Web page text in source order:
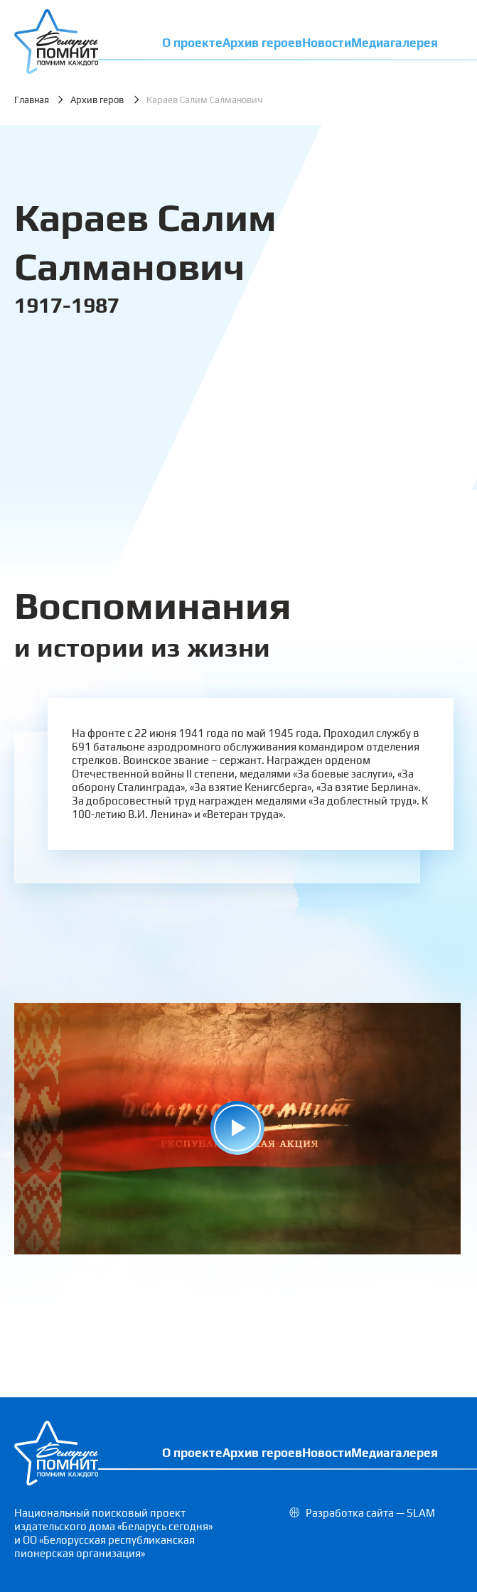
О проектеАрхив героевНовостиМедиагалерея
Главная Архив геров Караев Салим Салманович
Караев Салим
Салманович
1917-1987
Воспоминания
и истории из жизни
На фронте с 22 июня 1941 года по май 1945 года. Проходил службу в
691 батальоне аэродромного обслуживания командиром отделения
стрелков. Воинское звание – сержант. Награжден орденом
Отечественной войны II cтепени, медалями «За боевые заслуги», «За
оборону Сталинграда», «За взятие Кенигсберга», «За взятие Берлина».
За добросовестный труд награжден медалями «За доблестный труд». К
100-летию В.И. Ленина» и «Ветеран труда».
О проектеАрхив героевНовостиМедиагалерея
Национальный поисковый проект
издательского дома «Беларусь сегодня»
и ОО «Белорусская республиканская
пионерская организация»
Разработка сайта — SLAM